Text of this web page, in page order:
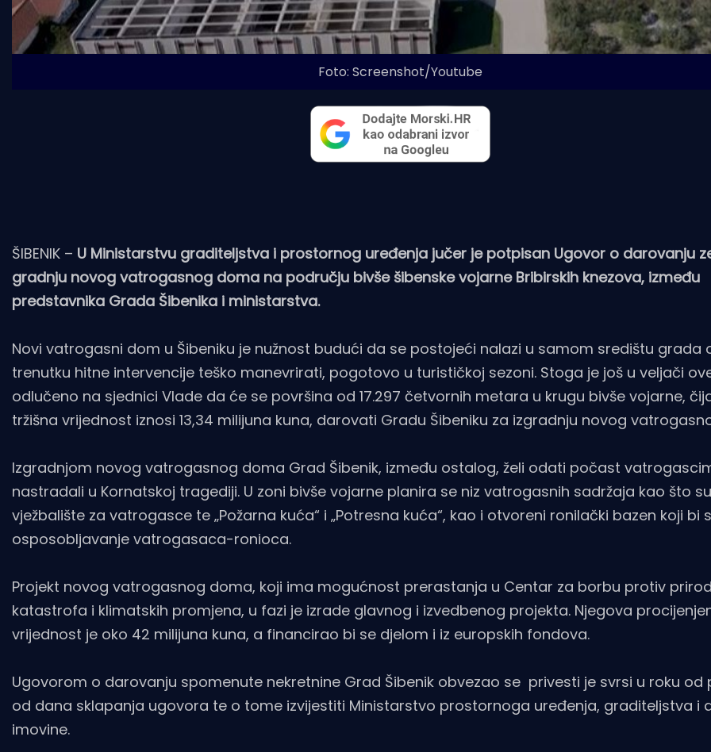
Foto: Screenshot/Youtube
ŠIBENIK – U Ministarstvu graditeljstva i prostornog uređenja jučer je potpisan Ugovor o darovanju
gradnju novog vatrogasnog doma na području bivše šibenske vojarne Bribirskih knezova, između
predstavnika Grada Šibenika i ministarstva.
Novi vatrogasni dom u Šibeniku je nužnost budući da se postojeći nalazi u samom središtu grada
trenutku hitne intervencije teško manevrirati, pogotovo u turističkoj sezoni. Stoga je još u veljači
odlučeno na sjednici Vlade da će se površina od 17.297 četvornih metara u krugu bivše vojarne,
tržišna vrijednost iznosi 13,34 milijuna kuna, darovati Gradu Šibeniku za izgradnju novog
Izgradnjom novog vatrogasnog doma Grad Šibenik, između ostalog, želi odati počast
nastradali u Kornatskoj tragediji. U zoni bivše vojarne planira se niz vatrogasnih sadržaja kao što
vježbalište za vatrogasce te „Požarna kuća“ i „Potresna kuća“, kao i otvoreni ronilački bazen koji bi
osposobljavanje vatrogasaca-ronioca.
Projekt novog vatrogasnog doma, koji ima mogućnost prerastanja u Centar za borbu protiv
katastrofa i klimatskih promjena, u fazi je izrade glavnog i izvedbenog projekta. Njegova
vrijednost je oko 42 milijuna kuna, a financirao bi se djelom i iz europskih fondova.
Ugovorom o darovanju spomenute nekretnine Grad Šibenik obvezao se privesti je svrsi u roku od
od dana sklapanja ugovora te o tome izvijestiti Ministarstvo prostornoga uređenja, graditeljstva i
imovine.